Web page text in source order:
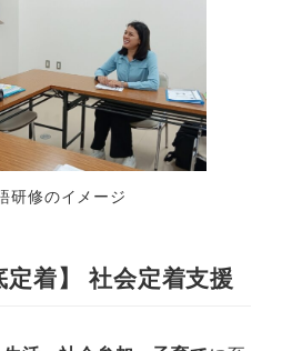
研修のイメージ
着】 社会定着支援